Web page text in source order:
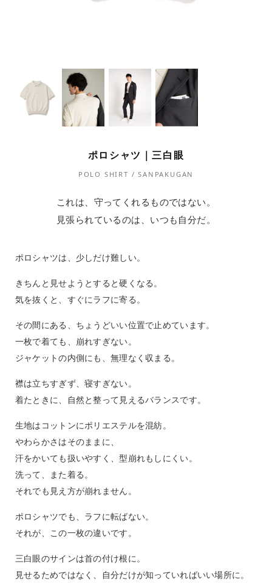
ポロシャツ｜三白眼
POLO SHIRT / SANPAKUGAN
これは、守ってくれるものではない。
見張られているのは、いつも自分だ。
ポロシャツは、少しだけ難しい。
きちんと見せようとすると硬くなる。
気を抜くと、すぐにラフに寄る。
その間にある、ちょうどいい位置で止めています。
一枚で着ても、崩れすぎない。
ジャケットの内側にも、無理なく収まる。
襟は立ちすぎず、寝すぎない。
着たときに、自然と整って見えるバランスです。
生地はコットンにポリエステルを混紡。
やわらかさはそのままに、
汗をかいても扱いやすく、型崩れもしにくい。
洗って、また着る。
それでも見え方が崩れません。
ポロシャツでも、ラフに転ばない。
それが、この一枚の違いです。
三白眼のサインは首の付け根に。
見せるためではなく、自分だけが知っていればいい場所に。